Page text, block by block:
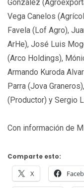
González
Vega Canelos
Favela (Lof Agro),
ArHe), José Luis
(Arco Holdings),
Armando Kuroda
Parra (Jova
(Productor) y Sergio
Con información de
Comparte esto:
X